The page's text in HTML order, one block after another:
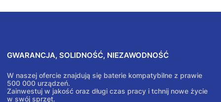
GWARANCJA, SOLIDNOŚĆ, NIEZAWODNOŚĆ
W naszej ofercie znajdują się baterie kompatybilne z prawie
500 000 urządzeń.
Zainwestuj w jakość oraz długi czas pracy i tchnij nowe życie
w swój sprzęt.